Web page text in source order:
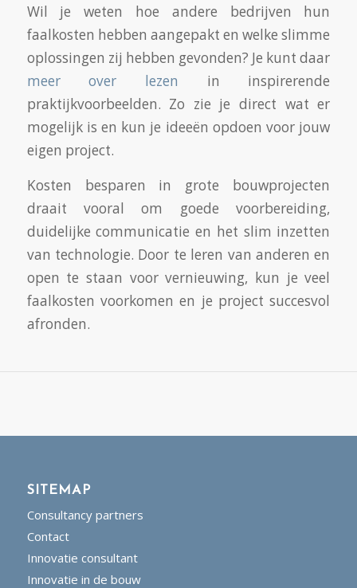
Wil je weten hoe andere bedrijven hun
faalkosten hebben aangepakt en welke slimme
oplossingen zij hebben gevonden? Je kunt daar
meer over lezen in inspirerende
praktijkvoorbeelden. Zo zie je direct wat er
mogelijk is en kun je ideeën opdoen voor jouw
eigen project.
Kosten besparen in grote bouwprojecten
draait vooral om goede voorbereiding,
duidelijke communicatie en het slim inzetten
van technologie. Door te leren van anderen en
open te staan voor vernieuwing, kun je veel
faalkosten voorkomen en je project succesvol
afronden.
SITEMAP
Consultancy partners
Contact
Innovatie consultant
Innovatie in de bouw